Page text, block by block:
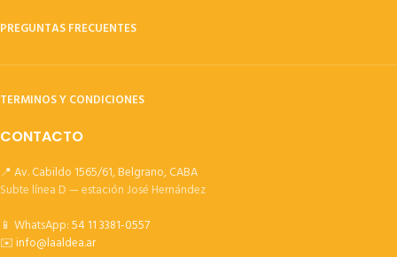
PREGUNTAS FRECUENTES
TERMINOS Y CONDICIONES
CONTACTO
📍 Av. Cabildo 1565/61, Belgrano, CABA
Subte línea D — estación José Hernández
📱 WhatsApp:54 11 3381-0557
✉️info@laaldea.ar